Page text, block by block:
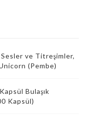
Sesler ve Titreşimler,
(Pembe)
Bulaşık
Kapsül)